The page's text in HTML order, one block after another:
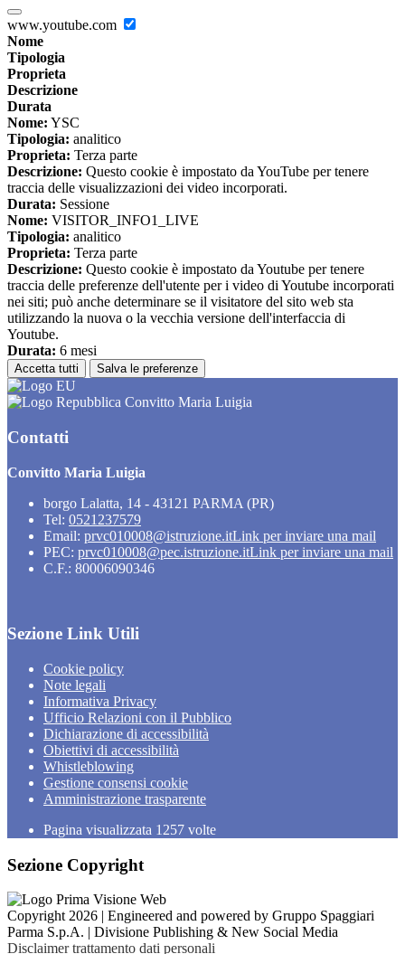
www.youtube.com
Nome
Tipologia
Proprieta
Descrizione
Durata
Nome: YSC
Tipologia: analitico
Proprieta: Terza parte
Descrizione: Questo cookie è impostato da YouTube per tenere
traccia delle visualizzazioni dei video incorporati.
Durata: Sessione
Nome: VISITOR_INFO1_LIVE
Tipologia: analitico
Proprieta: Terza parte
Descrizione: Questo cookie è impostato da Youtube per tenere
traccia delle preferenze dell'utente per i video di Youtube incorporati
nei siti; può anche determinare se il visitatore del sito web sta
utilizzando la nuova o la vecchia versione dell'interfaccia di
Youtube.
Durata: 6 mesi
Accetta tutti Salva le preferenze
Convitto Maria Luigia
Contatti
Convitto Maria Luigia
borgo Lalatta, 14 - 43121 PARMA (PR)
Tel: 0521237579
Email: prvc010008@istruzione.itLink per inviare una mail
PEC: prvc010008@pec.istruzione.itLink per inviare una mail
C.F.: 80006090346
Sezione Link Utili
Cookie policy
Note legali
Informativa Privacy
Ufficio Relazioni con il Pubblico
Dichiarazione di accessibilità
Obiettivi di accessibilità
Whistleblowing
Gestione consensi cookie
Amministrazione trasparente
Pagina visualizzata 1257 volte
Sezione Copyright
Copyright 2026 | Engineered and powered by Gruppo Spaggiari
Parma S.p.A. | Divisione Publishing & New Social Media
Disclaimer trattamento dati personali